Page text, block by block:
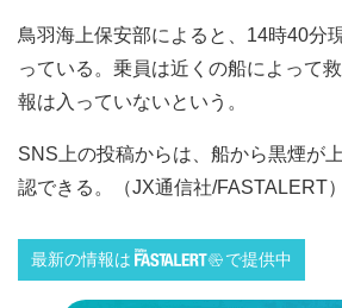
鳥羽海上保安部によると、14時40分
っている。乗員は近くの船によって
報は入っていないという。
SNS上の投稿からは、船から黒煙が
認できる。（JX通信社/FASTALERT）
最新の情報は で提供中